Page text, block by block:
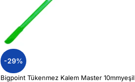
-29%
Bigpoint Tükenmez Kalem Master 10mmyeşil